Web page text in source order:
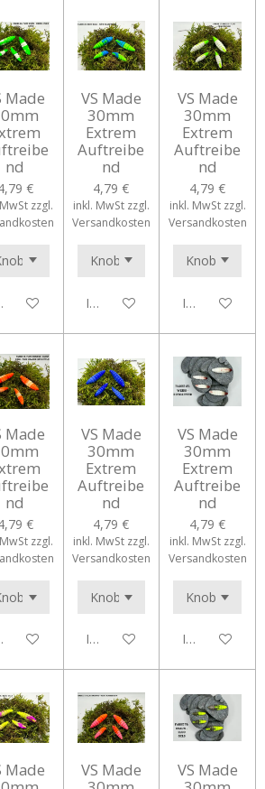
Made
nd
€
zzgl.
den Warenkorb
VS Made
30mm
Extrem
Auftreibe
nd
4,79 €
inkl. MwSt zzgl.
Versandkosten
In den Warenkorb
VS Made
30mm
Extrem
Auftreibe
nd
4,79 €
inkl. MwSt zzgl.
Versandkosten
In den
Made
nd
€
zzgl.
den Warenkorb
VS Made
30mm
Extrem
Auftreibe
nd
4,79 €
inkl. MwSt zzgl.
Versandkosten
In den Warenkorb
VS Made
30mm
Extrem
Auftreibe
nd
4,79 €
inkl. MwSt zzgl.
Versandkosten
In den
Made
VS Made
VS Made